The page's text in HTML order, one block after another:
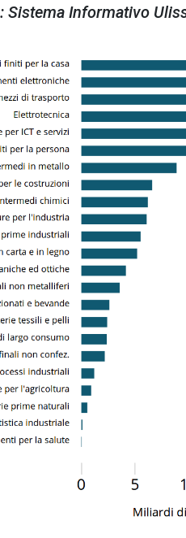
Sistema Informativo